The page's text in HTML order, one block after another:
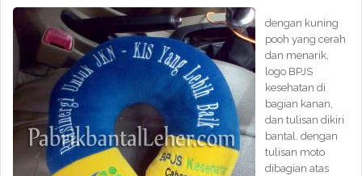
dengan kuning
pooh yang cerah
dan menarik,
logo BPJS
kesehatan di
bagian kanan,
dan tulisan dikiri
bantal. dengan
tulisan moto
dibagian atas